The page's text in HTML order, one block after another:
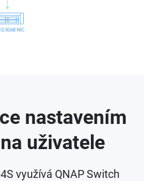
nastavením
uživatele
využívá QNAP Switch